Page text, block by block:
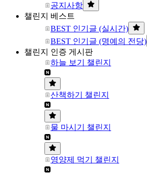
공지사항
챌린지 베스트
BEST 인기글 (실시간)
BEST 인기글 (명예의 전당)
챌린지 인증 게시판
하늘 보기 챌린지
산책하기 챌린지
물 마시기 챌린지
영양제 먹기 챌린지